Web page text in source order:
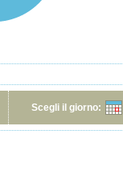
Scegli il giorno: